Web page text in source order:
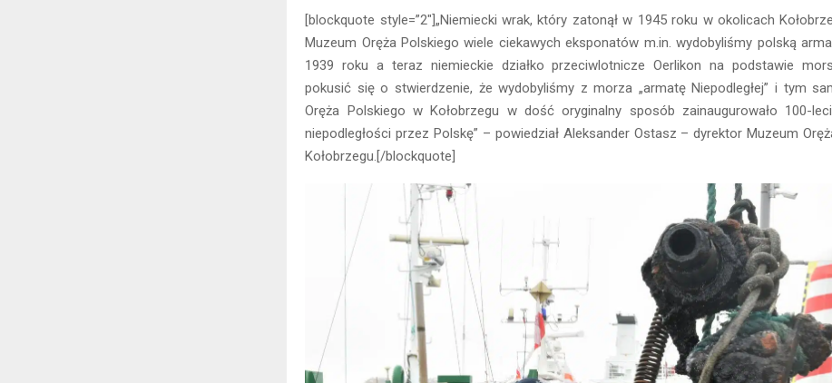
[blockquote style=”2″]„Niemiecki wrak, który zatonął w 1945 roku w okolicach
Muzeum Oręża Polskiego wiele ciekawych eksponatów m.in. wydobyliśmy polską
1939 roku a teraz niemieckie działko przeciwlotnicze Oerlikon na podstawie
pokusić się o stwierdzenie, że wydobyliśmy z morza „armatę Niepodległej” i tym
Oręża Polskiego w Kołobrzegu w dość oryginalny sposób zainaugurowało 100-
niepodległości przez Polskę” – powiedział Aleksander Ostasz – dyrektor Muzeum
Kołobrzegu.[/blockquote]